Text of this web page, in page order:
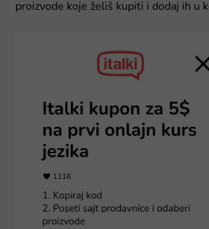
proizvode koje želiš kupiti i dodaj ih u